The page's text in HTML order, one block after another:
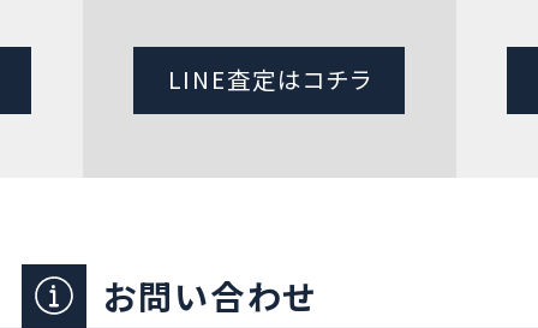
LINE査定はコチラ
お問い合わせ